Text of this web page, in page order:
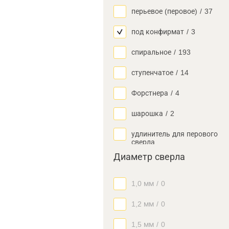
перьевое (перовое) / 37
под конфирмат / 3
спиральное / 193
ступенчатое / 14
Форстнера / 4
шарошка / 2
удлинитель для перового
сверла
Диаметр сверла
1,0 мм / 0
1,2 мм / 0
1,5 мм / 0